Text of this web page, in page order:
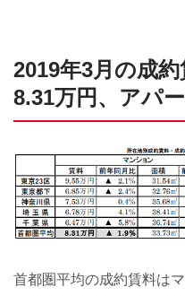
2019年3月の成
8.31万円、アパ
首都圏平均の成約賃料は